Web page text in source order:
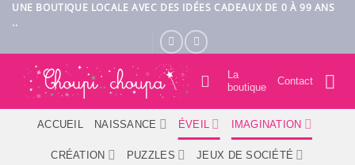
Passer
au
UNE BOUTIQUE LOCALE AVEC DES IDÉES CADEAUX DE 0 À 99 ANS
..
La
boutique
Contact
ACCUEIL NAISSANCE ÉVEIL IMAGINATION
CRÉATION PUZZLES JEUX DE SOCIÉTÉ